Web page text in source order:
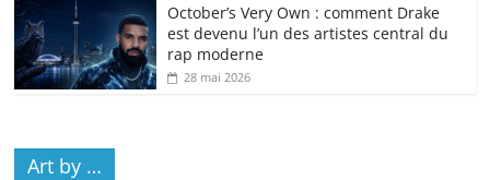
October’s Very Own : comment Drake
est devenu l’un des artistes central du
rap moderne
28 mai 2026
Art by …